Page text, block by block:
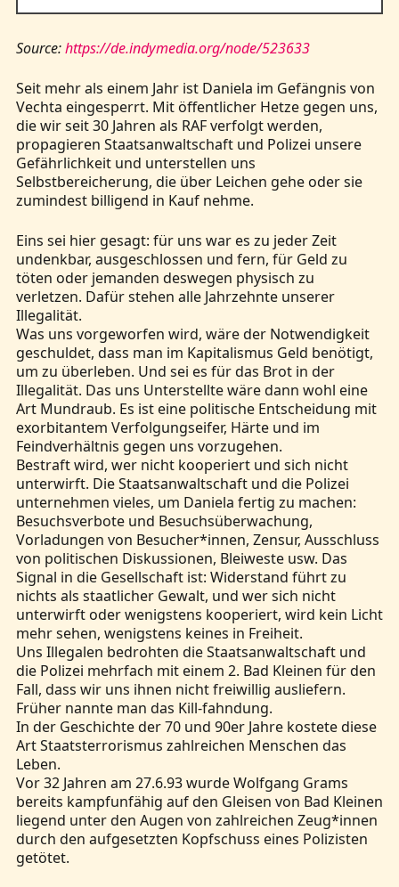
Source:https://de.indymedia.org/node/523633
Seit mehr als einem Jahr ist Daniela im Gefängnis von
Vechta eingesperrt. Mit öffentlicher Hetze gegen uns,
die wir seit 30 Jahren als RAF verfolgt werden,
propagieren Staatsanwaltschaft und Polizei unsere
Gefährlichkeit und unterstellen uns
Selbstbereicherung, die über Leichen gehe oder sie
zumindest billigend in Kauf nehme.
Eins sei hier gesagt: für uns war es zu jeder Zeit
undenkbar, ausgeschlossen und fern, für Geld zu
töten oder jemanden deswegen physisch zu
verletzen. Dafür stehen alle Jahrzehnte unserer
Illegalität.
Was uns vorgeworfen wird, wäre der Notwendigkeit
geschuldet, dass man im Kapitalismus Geld benötigt,
um zu überleben. Und sei es für das Brot in der
Illegalität. Das uns Unterstellte wäre dann wohl eine
Art Mundraub. Es ist eine politische Entscheidung mit
exorbitantem Verfolgungseifer, Härte und im
Feindverhältnis gegen uns vorzugehen.
Bestraft wird, wer nicht kooperiert und sich nicht
unterwirft. Die Staatsanwaltschaft und die Polizei
unternehmen vieles, um Daniela fertig zu machen:
Besuchsverbote und Besuchsüberwachung,
Vorladungen von Besucher*innen, Zensur, Ausschluss
von politischen Diskussionen, Bleiweste usw. Das
Signal in die Gesellschaft ist: Widerstand führt zu
nichts als staatlicher Gewalt, und wer sich nicht
unterwirft oder wenigstens kooperiert, wird kein Licht
mehr sehen, wenigstens keines in Freiheit.
Uns Illegalen bedrohten die Staatsanwaltschaft und
die Polizei mehrfach mit einem 2. Bad Kleinen für den
Fall, dass wir uns ihnen nicht freiwillig ausliefern.
Früher nannte man das Kill-fahndung.
In der Geschichte der 70 und 90er Jahre kostete diese
Art Staatsterrorismus zahlreichen Menschen das
Leben.
Vor 32 Jahren am 27.6.93 wurde Wolfgang Grams
bereits kampfunfähig auf den Gleisen von Bad Kleinen
liegend unter den Augen von zahlreichen Zeug*innen
durch den aufgesetzten Kopfschuss eines Polizisten
getötet.